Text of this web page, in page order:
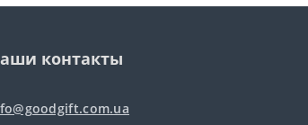
контакты